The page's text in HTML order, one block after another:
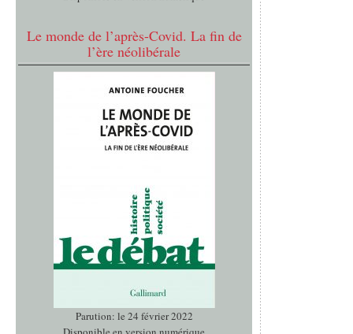
Le monde de l’après-Covid. La fin de
l’ère néolibérale
Parution: le 24 février 2022